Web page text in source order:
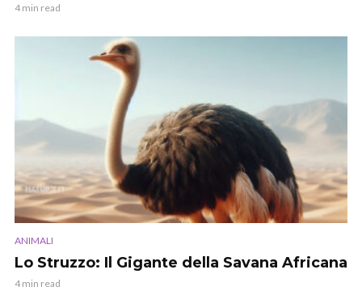
4 min read
ANIMALI
Lo Struzzo: Il Gigante della Savana Africana
4 min read